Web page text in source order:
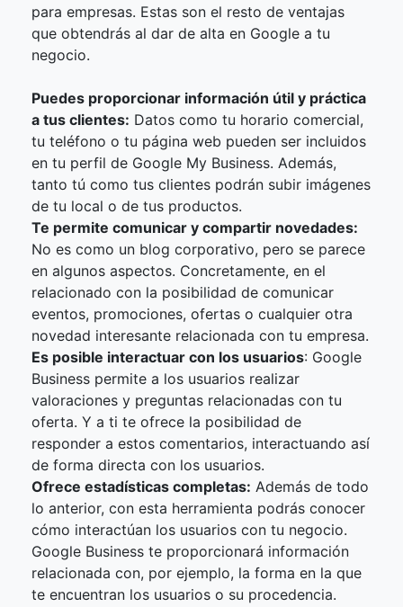
para empresas. Estas son el resto de ventajas
que obtendrás al dar de alta en Google a tu
negocio.
Puedes proporcionar información útil y práctica
a tus clientes: Datos como tu horario comercial,
tu teléfono o tu página web pueden ser incluidos
en tu perfil de Google My Business. Además,
tanto tú como tus clientes podrán subir imágenes
de tu local o de tus productos.
Te permite comunicar y compartir novedades:
No es como un blog corporativo, pero se parece
en algunos aspectos. Concretamente, en el
relacionado con la posibilidad de comunicar
eventos, promociones, ofertas o cualquier otra
novedad interesante relacionada con tu empresa.
Es posible interactuar con los usuarios: Google
Business permite a los usuarios realizar
valoraciones y preguntas relacionadas con tu
oferta. Y a ti te ofrece la posibilidad de
responder a estos comentarios, interactuando así
de forma directa con los usuarios.
Ofrece estadísticas completas: Además de todo
lo anterior, con esta herramienta podrás conocer
cómo interactúan los usuarios con tu negocio.
Google Business te proporcionará información
relacionada con, por ejemplo, la forma en la que
te encuentran los usuarios o su procedencia.